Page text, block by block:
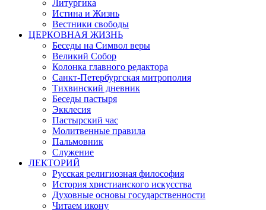
Литургика
Истина и Жизнь
Вестники свободы
ЦЕРКОВНАЯ ЖИЗНЬ
Беседы на Символ веры
Великий Собор
Колонка главного редактора
Санкт-Петербургская митрополия
Тихвинский дневник
Беседы пастыря
Экклесия
Пастырский час
Молитвенные правила
Пальмовник
Служение
ЛЕКТОРИЙ
Русская религиозная философия
История христианского искусства
Духовные основы государственности
Читаем икону